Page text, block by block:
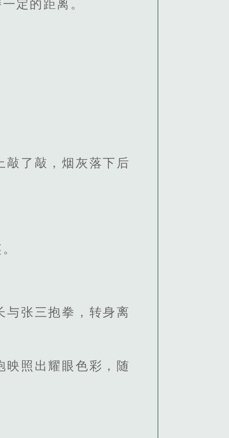
定的距离。
敲了敲，烟灰落下后
与张三抱拳，转身离
映照出耀眼色彩，随